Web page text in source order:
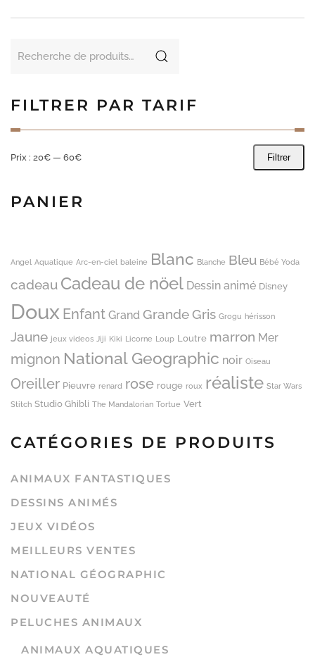
plusieurs
Les
être
choisies
sur
pour :
FILTRER PAR TARIF
Prix
Prix
Filtrer
Prix : 20€ — 60€
PANIER
Angel Aquatique Arc-en-ciel baleine Blanc Blanche Bleu Bébé Yoda
cadeau Cadeau de nöel Dessin animé Disney
Doux Enfant Grand GrandeGris Grogu hérisson
Jaune jeux videos Jiji Kiki Licorne Loup Loutre marron Mer
mignon National Geographic noir Oiseau
Oreiller Pieuvre renard rose rouge roux réaliste Star Wars
Stitch Studio Ghibli The Mandalorian Tortue Vert
CATÉGORIES DE PRODUITS
ANIMAUX FANTASTIQUES
DESSINS ANIMÉS
JEUX VIDÉOS
MEILLEURS VENTES
NATIONAL GÉOGRAPHIC
NOUVEAUTÉ
PELUCHES ANIMAUX
ANIMAUX AQUATIQUES